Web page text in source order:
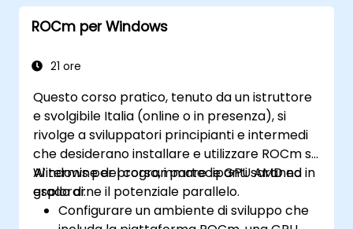
ROCm per Windows
21 ore
Questo corso pratico, tenuto da un istruttore
e svolgibile Italia (online o in presenza), si
rivolge a sviluppatori principianti e intermedi
che desiderano installare e utilizzare ROCm su
Windows per programmare le GPU AMD ed
esplorarne il potenziale parallelo.
Al termine del corso, i partecipanti saranno in
grado di:
Configurare un ambiente di sviluppo che